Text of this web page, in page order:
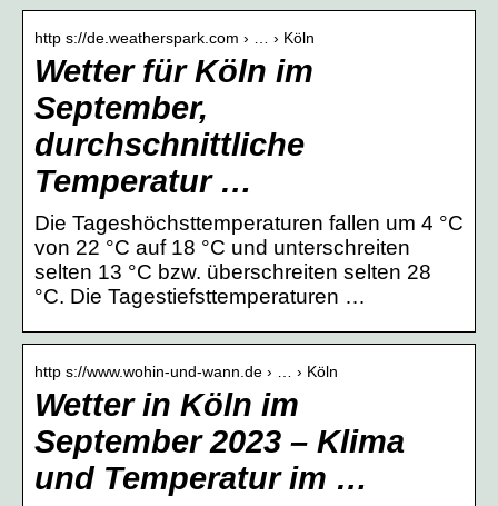
http s://de.weatherspark.com › … › Köln
Wetter für Köln im
September,
durchschnittliche
Temperatur …
Die Tageshöchsttemperaturen fallen um 4 °C
von 22 °C auf 18 °C und unterschreiten
selten 13 °C bzw. überschreiten selten 28
°C. Die Tagestiefsttemperaturen …
http s://www.wohin-und-wann.de › … › Köln
Wetter in Köln im
September 2023 – Klima
und Temperatur im …